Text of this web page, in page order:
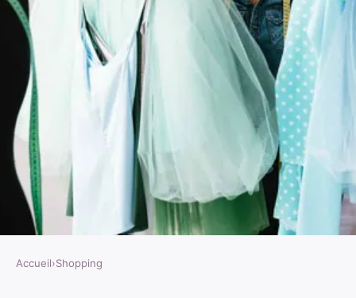
SHOPPING
Accueil›Shopping